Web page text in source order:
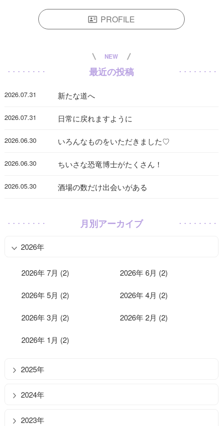
PROFILE
NEW
最近の投稿
2026.07.31 新たな道へ
2026.07.31 日常に戻れますように
2026.06.30 いろんなものをいただきました♡
2026.06.30 ちいさな恐竜博士がたくさん！
2026.05.30 酒場の数だけ出会いがある
月別アーカイブ
2026年
2026年 7月 (2) 2026年 6月 (2)
2026年 5月 (2) 2026年 4月 (2)
2026年 3月 (2) 2026年 2月 (2)
2026年 1月 (2)
2025年
2024年
2023年